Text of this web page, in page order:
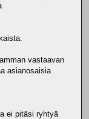
vastaavan
asianosaisia
ei pitäsi ryhtyä